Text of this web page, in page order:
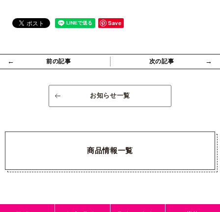
Save
← 前の記事 次の記事 →
お知らせ一覧
商品情報一覧